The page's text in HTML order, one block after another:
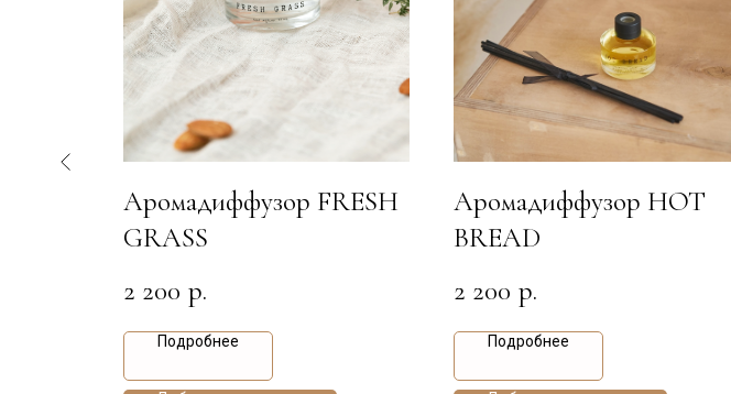
Аромадиффузор FRESH
GRASS
2 200 р.
Подробнее
Аромадиффузор HOT
BREAD
2 200 р.
Подробнее